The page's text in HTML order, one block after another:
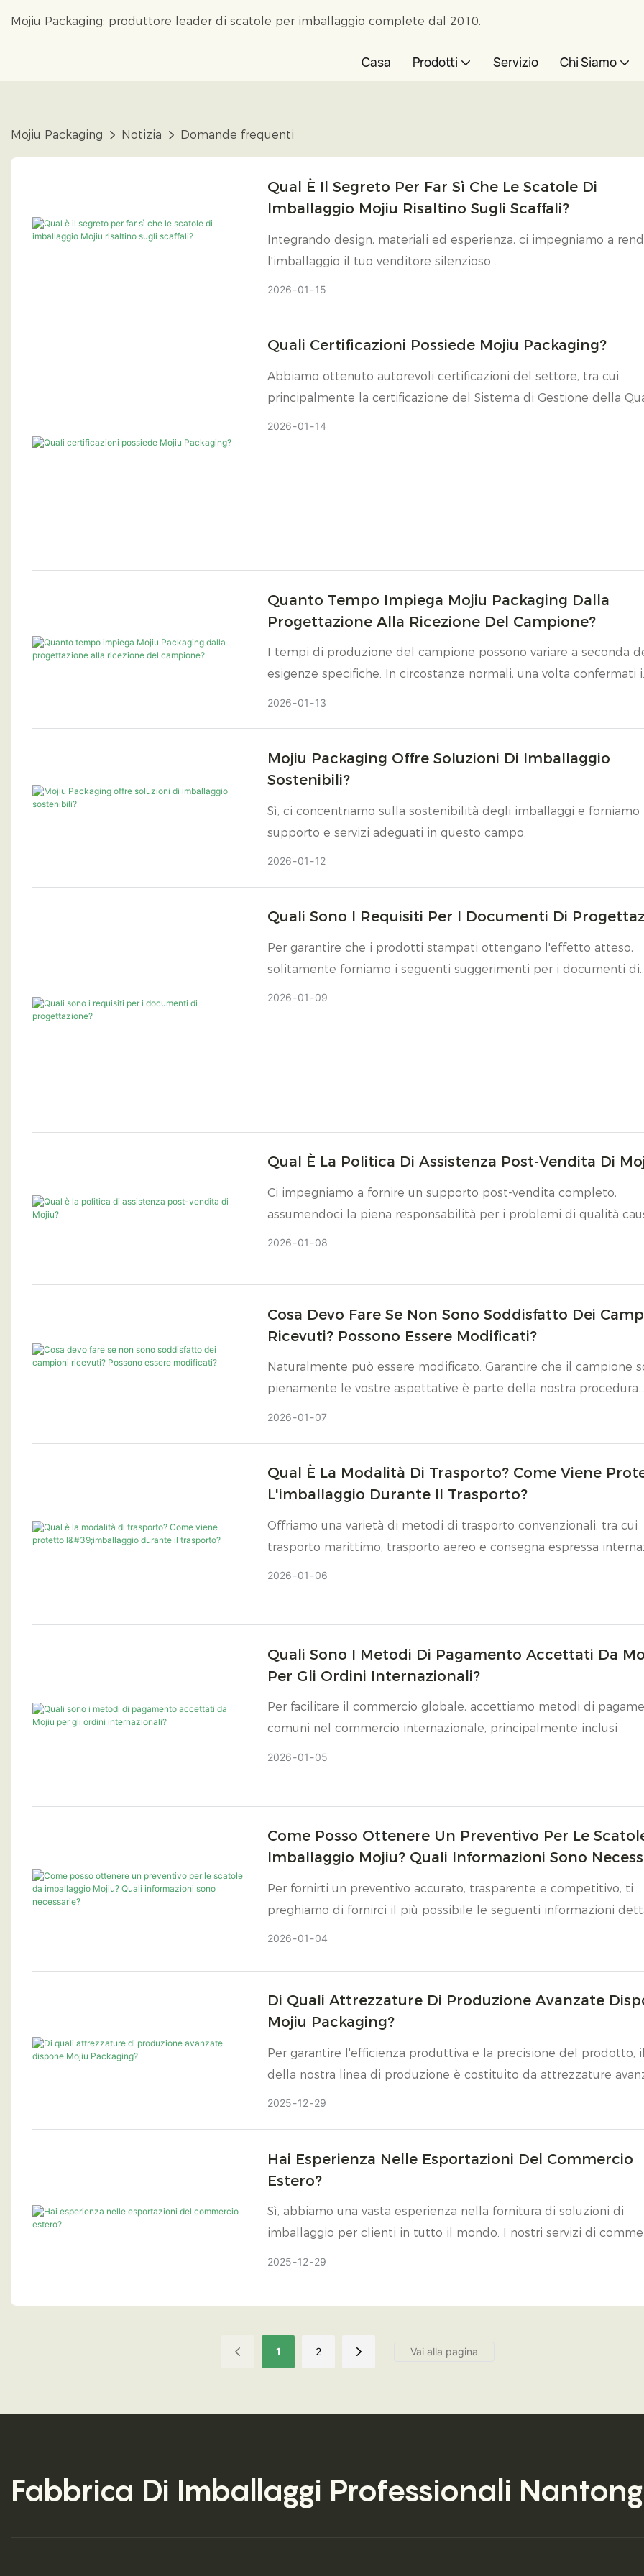
Mojiu Packaging: produttore leader di scatole per imballaggio complete dal 2010.
Casa Prodotti Servizio Chi Siamo
Mojiu Packaging Notizia Domande frequenti
Qual È Il Segreto Per Far Sì Che Le Scatole Di
Imballaggio Mojiu Risaltino Sugli Scaffali?
Integrando design, materiali ed esperienza, ci impegniamo a
l'imballaggio il tuo venditore silenzioso .
2026 01 15
Quali Certificazioni Possiede Mojiu Packaging?
Abbiamo ottenuto autorevoli certificazioni del settore, tra cui
principalmente la certificazione del Sistema di Gestione della
ISO9001 e la certificazione FSC (Forest Stewardship Council).
2026 01 14
Quanto Tempo Impiega Mojiu Packaging Dalla
Progettazione Alla Ricezione Del Campione?
I tempi di produzione del campione possono variare a seconda
esigenze specifiche. In circostanze normali, una volta confermati i
documenti e i dettagli del progetto, possiamo completare il
2026 01 13
Mojiu Packaging Offre Soluzioni Di Imballaggio
Sostenibili?
Sì, ci concentriamo sulla sostenibilità degli imballaggi e forniamo
supporto e servizi adeguati in questo campo.
2026 01 12
Quali Sono I Requisiti Per I Documenti Di
Per garantire che i prodotti stampati ottengano l'effetto atteso,
solitamente forniamo i seguenti suggerimenti per i documenti di
progettazione.
2026 01 09
Qual È La Politica Di Assistenza Post-Vendita Di
Ci impegniamo a fornire un supporto post-vendita completo,
assumendoci la piena responsabilità per i problemi di qualità
dalla nostra produzione.
2026 01 08
Cosa Devo Fare Se Non Sono Soddisfatto Dei
Ricevuti? Possono Essere Modificati?
Naturalmente può essere modificato. Garantire che il campione
pienamente le vostre aspettative è parte della nostra procedura
standard.
2026 01 07
Qual È La Modalità Di Trasporto? Come Viene
L'imballaggio Durante Il Trasporto?
Offriamo una varietà di metodi di trasporto convenzionali, tra cui
trasporto marittimo, trasporto aereo e consegna espressa
per soddisfare le esigenze di tempestività e costi di ogni ordine. Il
2026 01 06
Quali Sono I Metodi Di Pagamento Accettati Da
Per Gli Ordini Internazionali?
Per facilitare il commercio globale, accettiamo metodi di
comuni nel commercio internazionale, principalmente inclusi
2026 01 05
Come Posso Ottenere Un Preventivo Per Le
Imballaggio Mojiu? Quali Informazioni Sono
Per fornirti un preventivo accurato, trasparente e competitivo, ti
preghiamo di fornirci il più possibile le seguenti informazioni
2026 01 04
Di Quali Attrezzature Di Produzione Avanzate
Mojiu Packaging?
Per garantire l'efficienza produttiva e la precisione del prodotto,
della nostra linea di produzione è costituito da attrezzature
stampa, fustellatura e automazione della lavorazione di precisione.
2025 12 29
Hai Esperienza Nelle Esportazioni Del Commercio
Estero?
Sì, abbiamo una vasta esperienza nella fornitura di soluzioni di
imballaggio per clienti in tutto il mondo. I nostri servizi di
estero coprono l'intero processo, dall'ordine alla consegna.
2025 12 29
1 2
Fabbrica Di Imballaggi Professionali